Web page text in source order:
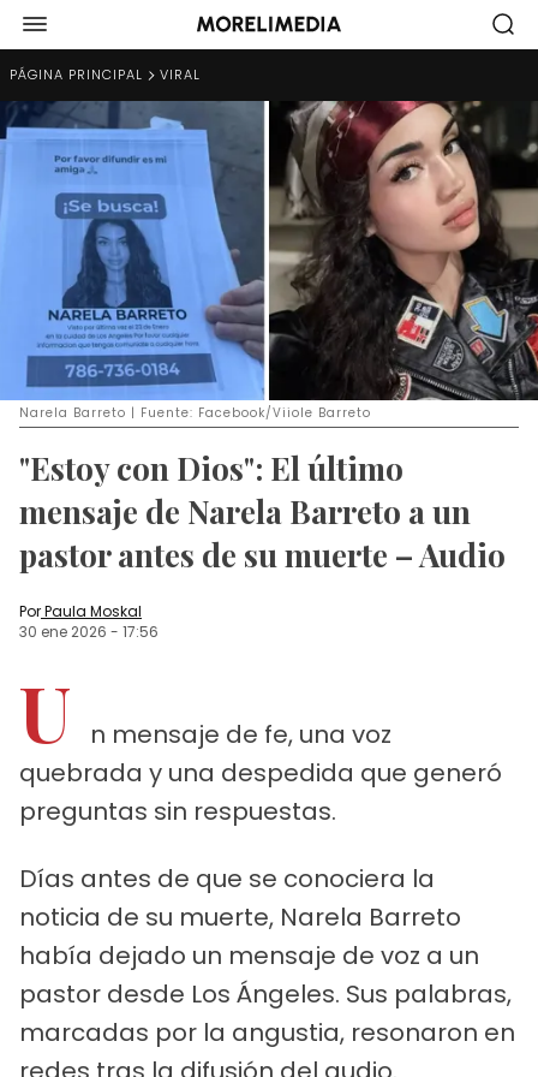
PÁGINA PRINCIPAL VIRAL
Narela Barreto | Fuente: Facebook/Viiole Barreto
"Estoy con Dios": El último
mensaje de Narela Barreto a un
pastor antes de su muerte – Audio
PorPaula Moskal
30 ene 2026 - 17:56
U
n mensaje de fe, una voz
quebrada y una despedida que generó
preguntas sin respuestas.
Días antes de que se conociera la
noticia de su muerte, Narela Barreto
había dejado un mensaje de voz a un
pastor desde Los Ángeles. Sus palabras,
marcadas por la angustia, resonaron en